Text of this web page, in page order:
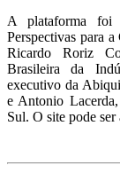
A plataforma foi
Perspectivas para
Ricardo Roriz
Brasileira da
executivo da
e Antonio
Sul. O site pode ser